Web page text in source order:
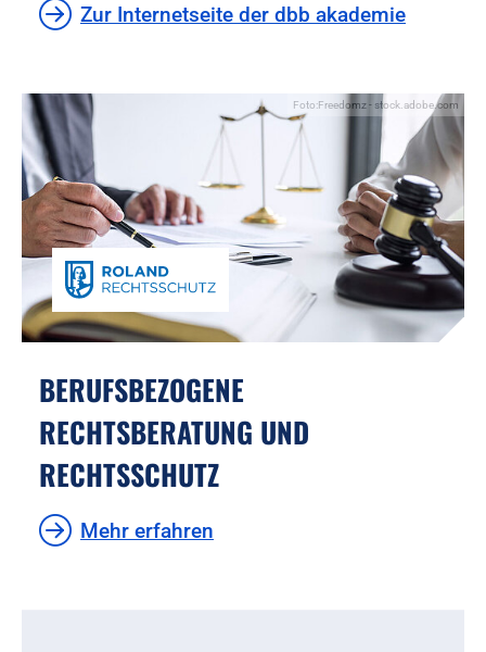
Zur Internetseite der dbb akademie
Foto:Freedomz - stock.adobe.com
BERUFSBEZOGENE
RECHTSBERATUNG UND
RECHTSSCHUTZ
Mehr erfahren